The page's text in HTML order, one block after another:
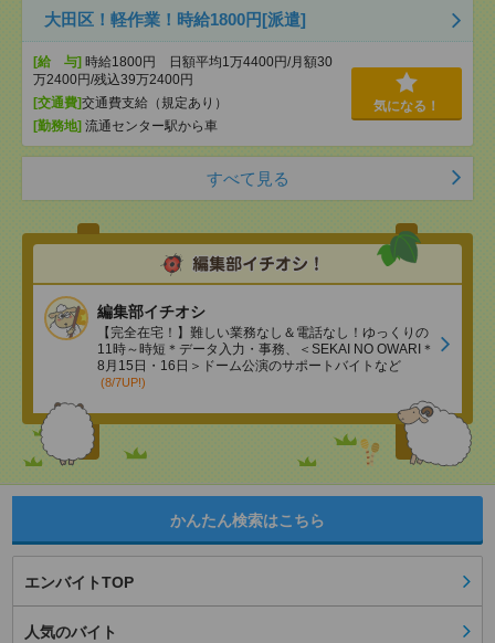
大田区！軽作業！時給1800円[派遣]
[給 与] 時給1800円 日額平均1万4400円/月額30
万2400円/残込39万2400円
[交通費]交通費支給（規定あり）
[勤務地] 流通センター駅から車
気になる！
すべて見る
編集部イチオシ
【完全在宅！】難しい業務なし＆電話なし！ゆっくりの
11時～時短＊データ入力・事務、＜SEKAI NO OWARI＊
8月15日・16日＞ドーム公演のサポートバイトなど
(8/7UP!)
かんたん検索はこちら
エンバイトTOP
人気のバイト